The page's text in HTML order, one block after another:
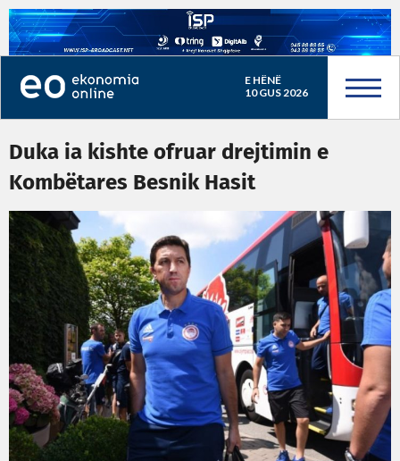
E HËNË
10 GUS 2026
Duka ia kishte ofruar drejtimin e
Kombëtares Besnik Hasit